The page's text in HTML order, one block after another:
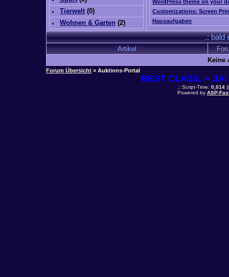
Tierwelt (0)
Wohnen & Garten (2)
WordPress theme on your
Customizations: Screen
Hausaufgaben
.: bald
Artikel
Keine
Forum Übersicht » Auktions-Portal
BEST CLASS. =
.: Script-Time: 0,014||
Powered by ASP-